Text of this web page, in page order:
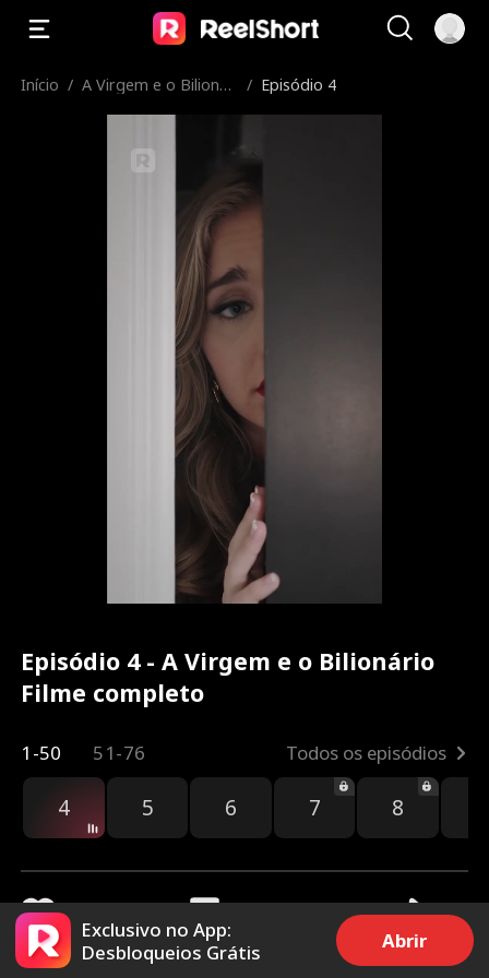
Início / A Virgem e o Bilionári
/ Episódio 4
Episódio 4 - A Virgem e o Bilionário
Filme completo
1-50 51-76 Todos os episódios
4 5 6 7 8
24.3k 644.6k Compartilhar
Exclusivo no App:
Desbloqueios Grátis
Abrir